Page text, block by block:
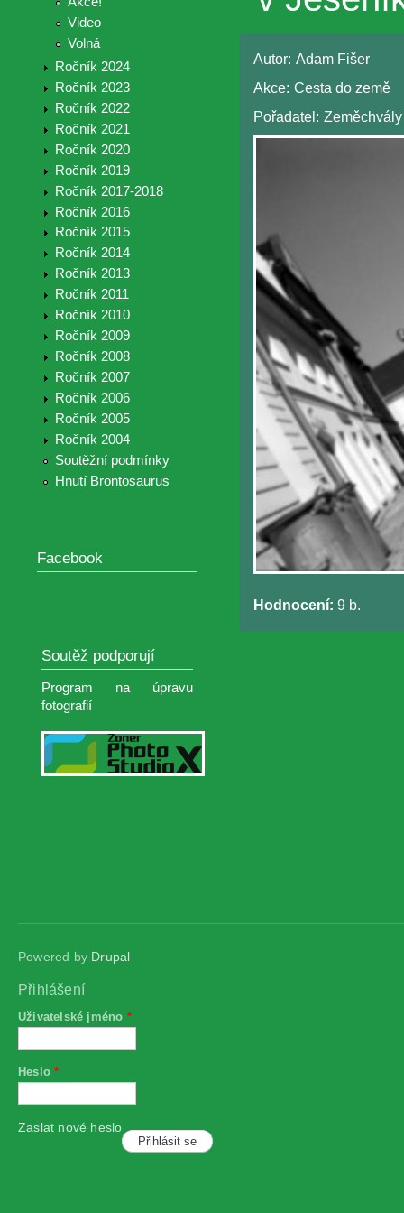
Video
Volná
Ročník 2024
Ročník 2023
Ročník 2022
Ročník 2021
Ročník 2020
Ročník 2019
Ročník 2017-2018
Ročník 2016
Ročník 2015
Ročník 2014
Ročník 2013
Ročník 2011
Ročník 2010
Ročník 2009
Ročník 2008
Ročník 2007
Ročník 2006
Ročník 2005
Ročník 2004
Soutěžní podmínky
Hnutí Brontosaurus
Facebook
Soutěž podporují
Program na úpravu
fotografií
Autor: Adam Fišer
Akce: Cesta do země
Pořadatel: Zeměchvály
Hodnocení: 9 b.
Powered by Drupal
Přihlášení
Uživatelské jméno *
Heslo*
Zaslat nové heslo